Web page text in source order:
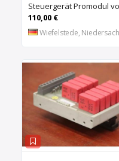
110,00 €
Wiefelstede,